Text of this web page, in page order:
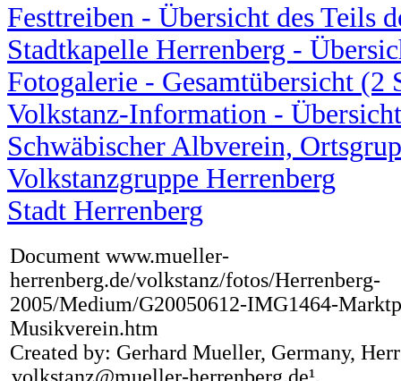
Festtreiben - Übersicht des Teils
Stadtkapelle Herrenberg -
Fotogalerie - Gesamtübersicht (2
Volkstanz-Information -
Schwäbischer Albverein,
Volkstanzgruppe Herrenberg
Stadt Herrenberg
Document www.mueller-
herrenberg.de/volkstanz/fotos/Herrenberg-
2005/Medium/G20050612-IMG1464-
Musikverein.htm
Created by: Gerhard Mueller, Germany,
volkstanz@mueller-herrenberg.de¹.